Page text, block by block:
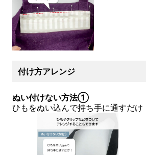
付け方アレンジ
ぬい付けない方法①
ひもをぬい込んで持ち手に通すだけ